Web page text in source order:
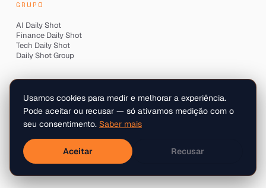
GRUPO
AI Daily Shot
Finance Daily Shot
Tech Daily Shot
Daily Shot Group
Termos e Condições
Política de Privacidade
Política de Cookies
Usamos cookies para medir e melhorar a experiência.
Pode aceitar ou recusar — só ativamos medição com o
seu consentimento. Saber mais
Aceitar Recusar